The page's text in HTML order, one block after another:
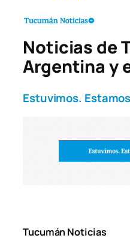
Noticias de
Argentina y
Estuvimos.
Tucumán Noticias